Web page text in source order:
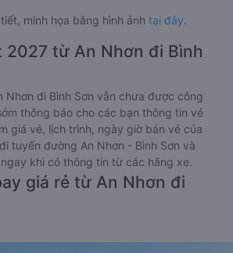
minh họa bằng hình ảnh tại đây.
2027 từ An Nhơn đi Bình
Nhơn đi Bình Sơn vẫn chưa được công
thông báo cho các bạn thông tin vé
giá vé, lịch trình, ngày giờ bán vé của
tuyến đường An Nhơn - Bình Sơn và
khi có thông tin từ các hãng xe.
giá rẻ từ An Nhơn đi